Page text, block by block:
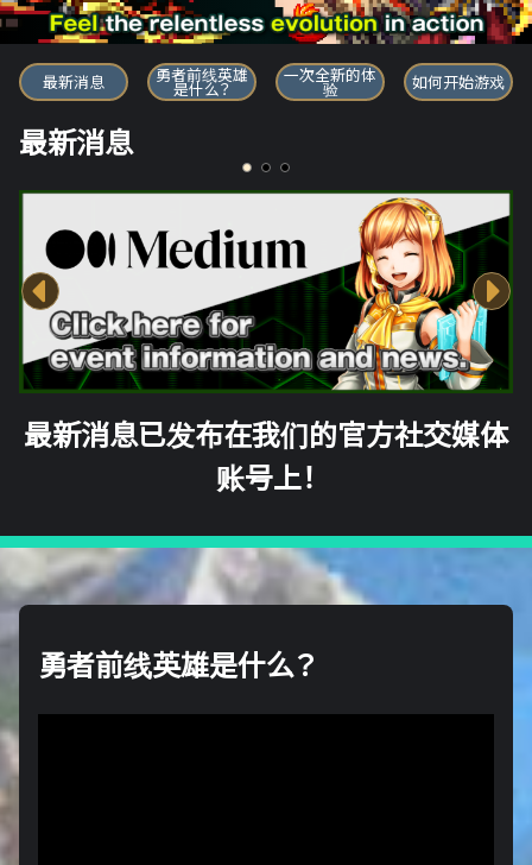
勇者前线英雄
最新消息 勇者前线英雄
是什么？
一次全新的体
验 如何开始游戏
最新消息
最新消息已发布在我们的官方社交媒体
账号上！
勇者前线英雄是什么？